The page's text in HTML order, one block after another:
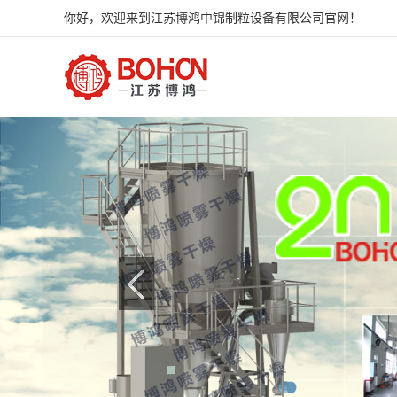
你好，欢迎来到江苏博鸿中锦制粒设备有限公司官网！